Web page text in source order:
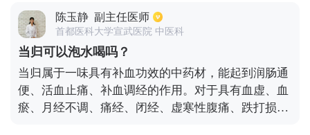
以及呕吐等现象，利用干酵母片可以有效缓解。另外
干酵母片对于营养不良以及身体缺乏维生素B也有很
好的补充效果。干酵母片的用法用量需要根据实际情
况决定，成人患者一般每天需要服用三次，一次三至
六片。儿童需要根据自身的体重以及年龄来决定究竟
应该服用多少。不过服用干酵母片时需要首先查明自
己的病因，不要盲目使用，否则会引起不良后果。
陈玉静 副主任医师
首都医科大学宣武医院 中医科
当归可以泡水喝吗？
当归属于一味具有补血功效的中药材，能起到润肠通
便、活血止痛、补血调经的作用。对于具有血虚、血
瘀、月经不调、痛经、闭经、虚寒性腹痛、跌打损